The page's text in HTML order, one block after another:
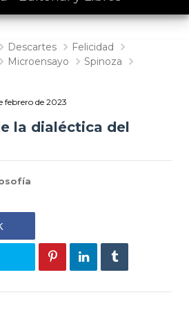
Descartes
Felicidad
Microensayo
Spinoza
febrero de 2023
la dialéctica del